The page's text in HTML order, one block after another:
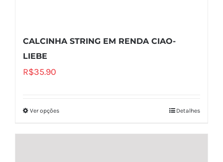
CALCINHA STRING EM RENDA CIAO-
LIEBE
R$35.90
Ver opções Detalhes